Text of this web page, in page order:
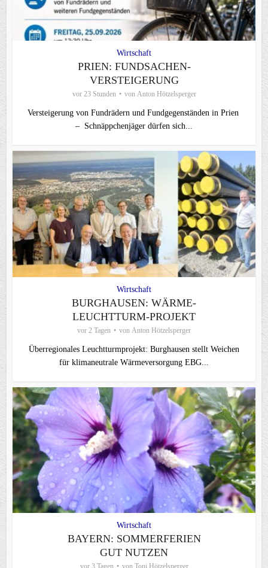
Wirtschaft
PRIEN: FUNDSACHEN-
VERSTEIGERUNG
vor 23 Stunden von Anton Hötzelsperger
Versteigerung von Fundrädern und Fundgegenständen in Prien
– Schnäppchenjäger dürfen sich...
Wirtschaft
BURGHAUSEN: WÄRME-
LEUCHTTURM-PROJEKT
vor 2 Tagen von Anton Hötzelsperger
Überregionales Leuchtturmprojekt: Burghausen stellt Weichen
für klimaneutrale Wärmeversorgung EBG...
Wirtschaft
BAYERN: SOMMERFERIEN
GUT NUTZEN